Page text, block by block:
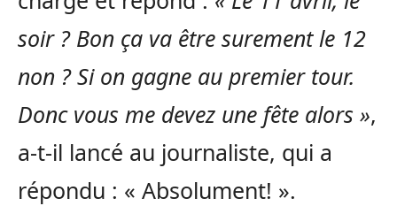
soir ? Bon ça va être surement le 12
non ? Si on gagne au premier tour.
Donc vous me devez une fête alors »,
a-t-il lancé au journaliste, qui a
répondu : « Absolument! ».